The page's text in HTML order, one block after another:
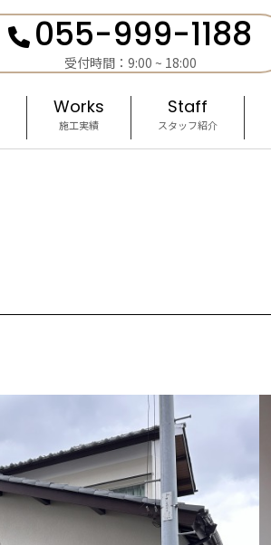
055-999-1188
受付時間：9:00 ~ 18:00
Works
施工実績
Staff
スタッフ紹介